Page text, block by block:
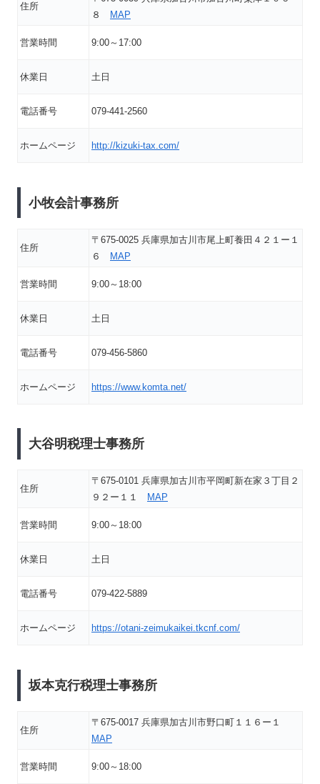
住所
８
MAP
営業時間 9:00～17:00
休業日 土日
電話番号 079-441-2560
ホームページ http://kizuki-tax.com/
小牧会計事務所
住所
〒675-0025 兵庫県加古川市尾上町養田４２１ー１
６
MAP
営業時間 9:00～18:00
休業日 土日
電話番号 079-456-5860
ホームページ https://www.komta.net/
大谷明税理士事務所
住所
〒675-0101 兵庫県加古川市平岡町新在家３丁目２
９２ー１１
MAP
営業時間 9:00～18:00
休業日 土日
電話番号 079-422-5889
ホームページ https://otani-zeimukaikei.tkcnf.com/
坂本克行税理士事務所
住所
〒675-0017 兵庫県加古川市野口町１１６ー１
MAP
営業時間 9:00～18:00